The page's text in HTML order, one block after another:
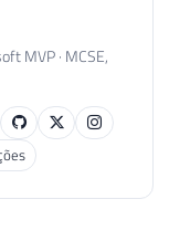
MVP · MCSE,